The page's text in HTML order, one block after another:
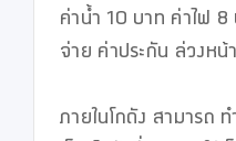
ค่าน้ำ 10 บาท ค่าไฟ 8
จ่าย ค่าประกัน ล่วงหน้
ภายในโกดัง สามารถ